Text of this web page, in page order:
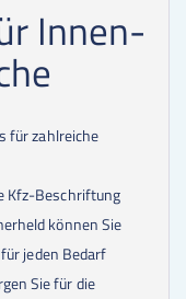
Innen-
für zahlreiche
Kfz-Beschriftung
können Sie
jeden Bedarf
Sie für die